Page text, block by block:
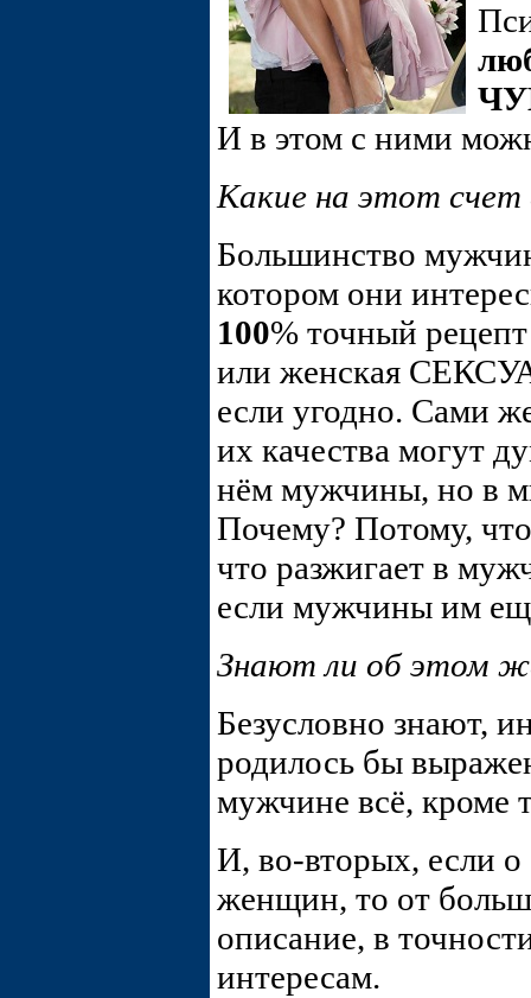
И в этом с ними
Какие на этот
Большинство
котором они
100% точный
или женская
если угодно. Сами
их качества могут
нём мужчины, но в
Почему? Потому,
что разжигает в
если мужчины им
Знают ли об этом
Безусловно знают,
родилось бы
мужчине всё, кроме
И, во-вторых, если о
женщин, то от
описание, в
интересам.